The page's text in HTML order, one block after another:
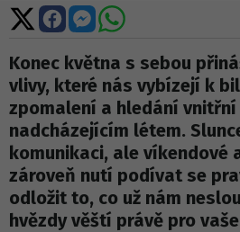
Sdílet
na
X
Sdílet
na
Facebooku
Sdílet
na
Messengeru
Sdílet
WhatsApp
Konec května s sebou
vlivy, které nás vybízejí k
zpomalení a hledání
nadcházejícím létem.
komunikaci, ale víkendové
zároveň nutí podívat se
odložit to, co už nám
hvězdy věští právě pro